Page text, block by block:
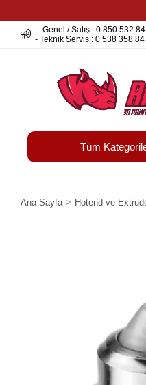
-- Genel / Satış : 0 850 532
- Teknik Servis : 0 538 358
Tüm
Ana Sayfa Hotend ve